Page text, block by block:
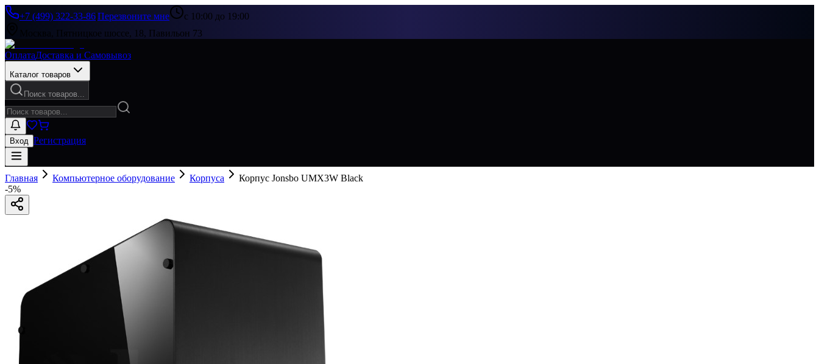
+7 (499) 322-33-86|Перезвоните мне
с 10:00 до 19:00
Москва, Пятницкое шоссе, 18, Павильон 73
ОплатаДоставка и Самовывоз
Каталог товаров
Поиск товаров...
Вход Регистрация
Главная Компьютерное оборудование Корпуса
Корпус Jonsbo UMX3W Black
-5%